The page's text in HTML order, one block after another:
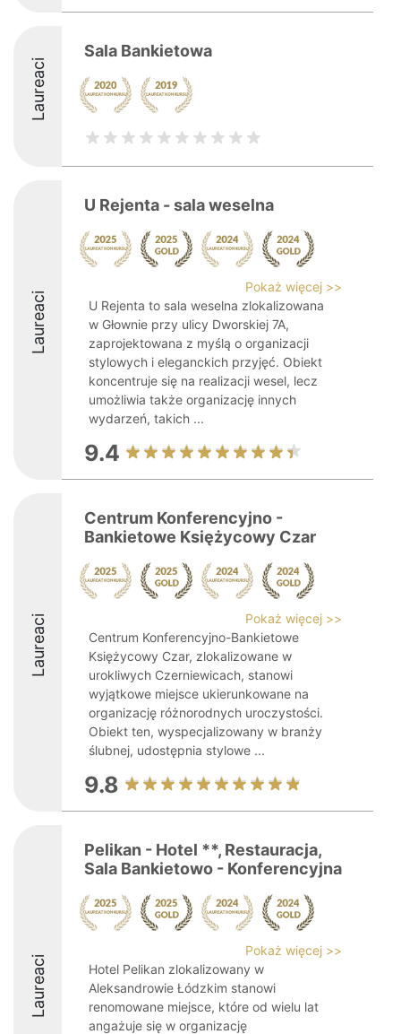
Laureaci
Sala Bankietowa
Laureaci
U Rejenta - sala weselna
Pokaż więcej >>
U Rejenta to sala weselna zlokalizowana
w Głownie przy ulicy Dworskiej 7A,
zaprojektowana z myślą o organizacji
stylowych i eleganckich przyjęć. Obiekt
koncentruje się na realizacji wesel, lecz
umożliwia także organizację innych
wydarzeń, takich ...
9.4
Laureaci
Centrum Konferencyjno -
Bankietowe Księżycowy Czar
Pokaż więcej >>
Centrum Konferencyjno-Bankietowe
Księżycowy Czar, zlokalizowane w
urokliwych Czerniewicach, stanowi
wyjątkowe miejsce ukierunkowane na
organizację różnorodnych uroczystości.
Obiekt ten, wyspecjalizowany w branży
ślubnej, udostępnia stylowe ...
9.8
Laureaci
Pelikan - Hotel **, Restauracja,
Sala Bankietowo - Konferencyjna
Pokaż więcej >>
Hotel Pelikan zlokalizowany w
Aleksandrowie Łódzkim stanowi
renomowane miejsce, które od wielu lat
angażuje się w organizację